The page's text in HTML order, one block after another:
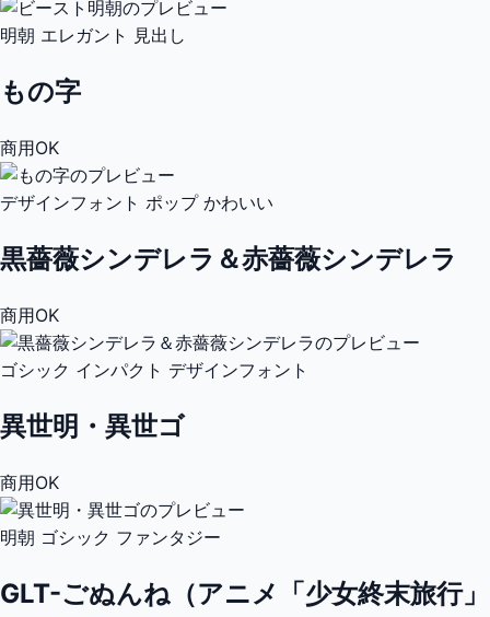
明朝 エレガント 見出し
もの字
商用OK
デザインフォント ポップ かわいい
黒薔薇シンデレラ＆赤薔薇シンデレラ
商用OK
ゴシック インパクト デザインフォント
異世明・異世ゴ
商用OK
明朝 ゴシック ファンタジー
GLT-ごぬんね（アニメ「少女終末旅行」